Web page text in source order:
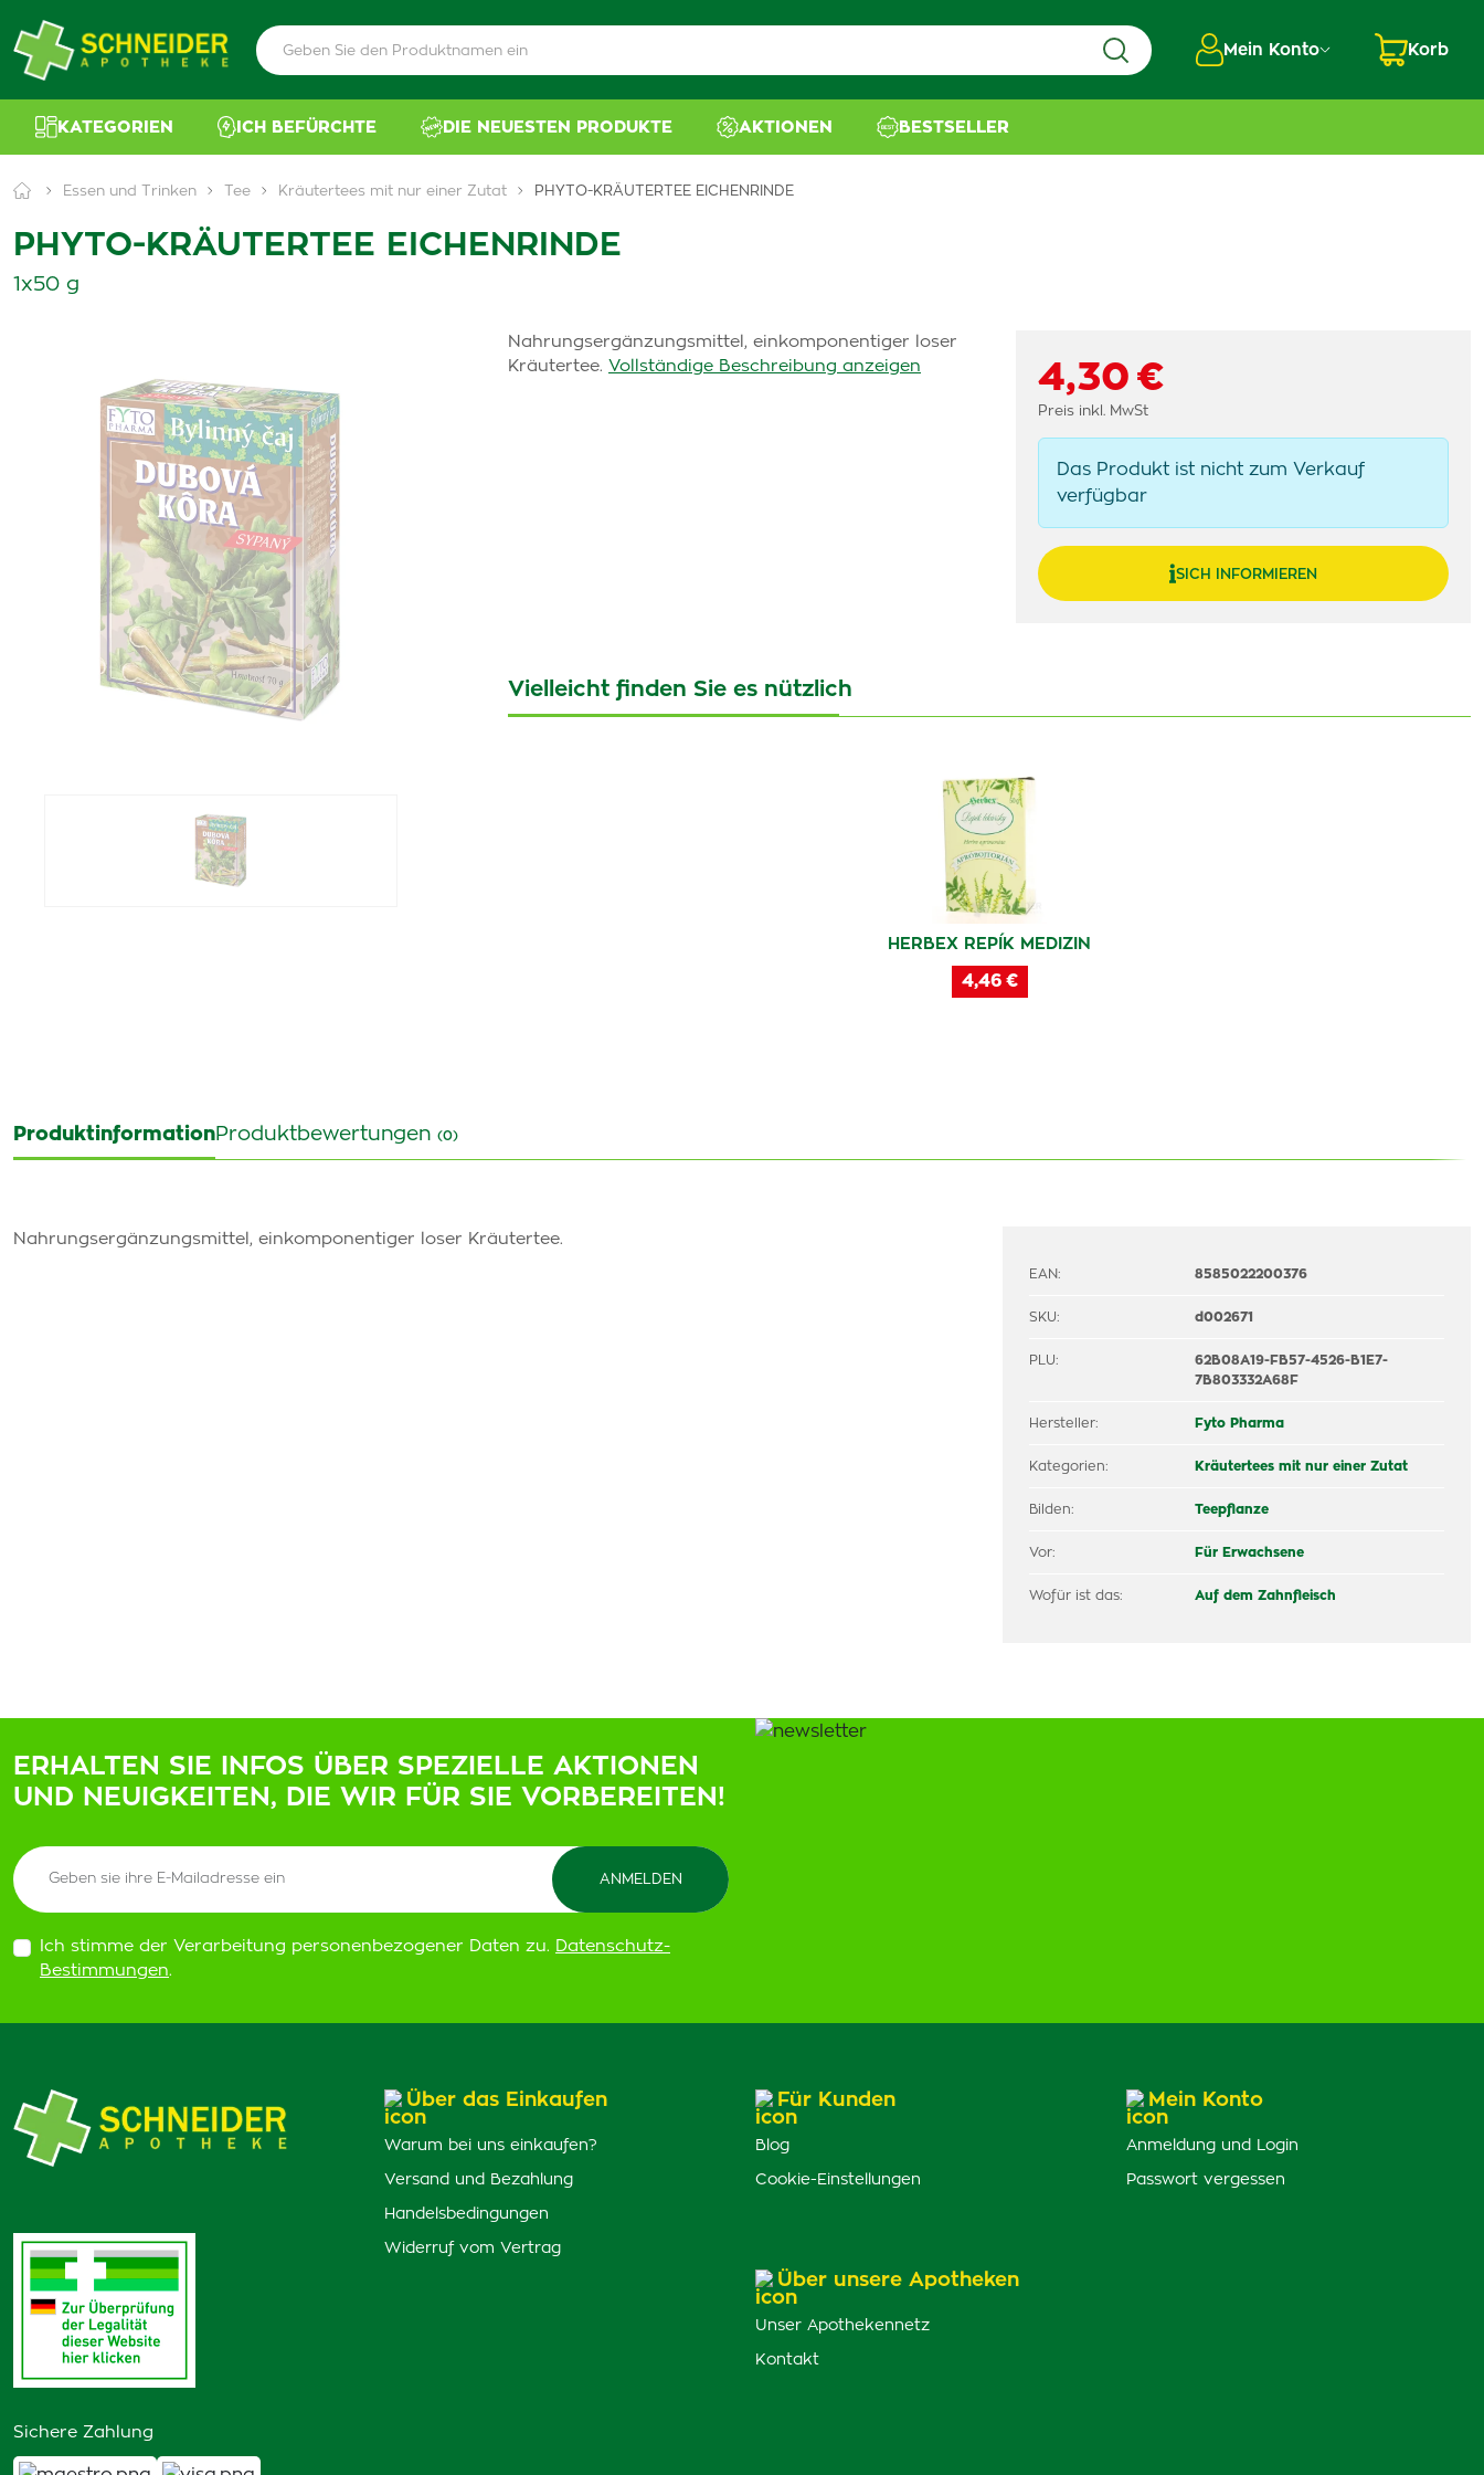
Mein Konto Korb
KATEGORIEN ICH BEFÜRCHTE DIE NEUESTEN PRODUKTE AKTIONEN BESTSELLER
Essen und Trinken Tee Kräutertees mit nur einer Zutat PHYTO-KRÄUTERTEE EICHENRINDE
PHYTO-KRÄUTERTEE EICHENRINDE
1x50 g
Nahrungsergänzungsmittel, einkomponentiger loser
Kräutertee. Vollständige Beschreibung anzeigen 4,30 €
Preis inkl. MwSt
Das Produkt ist nicht zum Verkauf
verfügbar
SICH INFORMIEREN
Vielleicht finden Sie es nützlich
HERBEX REPÍK MEDIZIN
4,46 €
ProduktinformationProduktbewertungen (0)
Nahrungsergänzungsmittel, einkomponentiger loser Kräutertee.
EAN: 8585022200376
SKU: d002671
PLU:
62B08A19-FB57-4526-B1E7-
7B803332A68F
Hersteller: Fyto Pharma
Kategorien: Kräutertees mit nur einer Zutat
Bilden: Teepflanze
Vor: Für Erwachsene
Wofür ist das: Auf dem Zahnfleisch
ERHALTEN SIE INFOS ÜBER SPEZIELLE AKTIONEN
UND NEUIGKEITEN, DIE WIR FÜR SIE VORBEREITEN!
Ich stimme der Verarbeitung personenbezogener Daten zu. Datenschutz-
Bestimmungen.
Sichere Zahlung
Über das Einkaufen
Warum bei uns einkaufen?
Versand und Bezahlung
Handelsbedingungen
Widerruf vom Vertrag
Für Kunden
Blog
Cookie-Einstellungen
Über unsere Apotheken
Unser Apothekennetz
Kontakt
Mein Konto
Anmeldung und Login
Passwort vergessen